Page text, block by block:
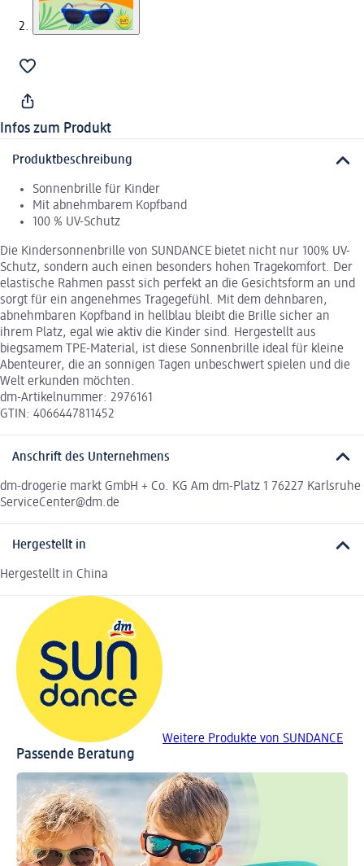
Infos zum Produkt
Produktbeschreibung
Sonnenbrille für Kinder
Mit abnehmbarem Kopfband
100 % UV-Schutz
Die Kindersonnenbrille von SUNDANCE bietet nicht nur 100% UV-
Schutz, sondern auch einen besonders hohen Tragekomfort. Der
elastische Rahmen passt sich perfekt an die Gesichtsform an und
sorgt für ein angenehmes Tragegefühl. Mit dem dehnbaren,
abnehmbaren Kopfband in hellblau bleibt die Brille sicher an
ihrem Platz, egal wie aktiv die Kinder sind. Hergestellt aus
biegsamem TPE-Material, ist diese Sonnenbrille ideal für kleine
Abenteurer, die an sonnigen Tagen unbeschwert spielen und die
Welt erkunden möchten.
dm-Artikelnummer: 2976161
GTIN: 4066447811452
Anschrift des Unternehmens
dm-drogerie markt GmbH + Co. KG Am dm-Platz 1 76227 Karlsruhe
ServiceCenter@dm.de
Hergestellt in
Hergestellt in China
Weitere Produkte von SUNDANCE
Passende Beratung